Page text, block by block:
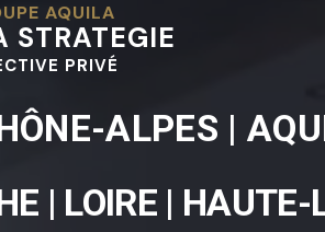
AQUILA
STRATEGIE
PRIVÉ
ALPES |
| LOIRE |